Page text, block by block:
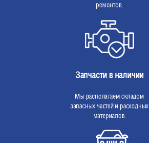
ремонтов.
Запчасти в наличии
Мы располагаем складом
запасных частей и расходных
материалов.